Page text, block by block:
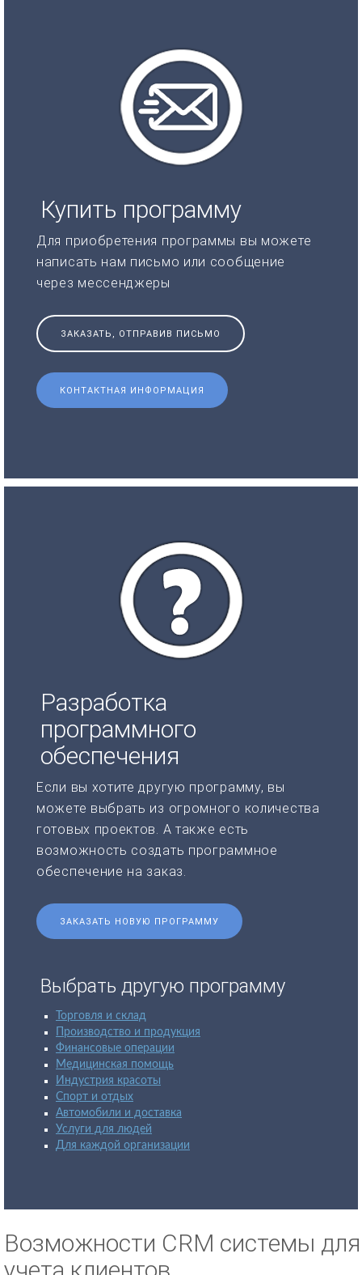
Купить программу
Для приобретения программы вы можете
написать нам письмо или сообщение
через мессенджеры
ЗАКАЗАТЬ, ОТПРАВИВ ПИСЬМО
КОНТАКТНАЯ ИНФОРМАЦИЯ
Разработка
программного
обеспечения
Если вы хотите другую программу, вы
можете выбрать из огромного количества
готовых проектов. А также есть
возможность создать программное
обеспечение на заказ.
ЗАКАЗАТЬ НОВУЮ ПРОГРАММУ
Выбрать другую программу
Торговля и склад
Производство и продукция
Финансовые операции
Медицинская помощь
Индустрия красоты
Спорт и отдых
Автомобили и доставка
Услуги для людей
Для каждой организации
Возможности CRM системы для